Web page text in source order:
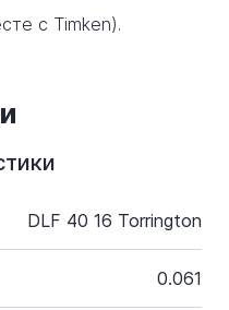
с Timken).
DLF 40 16 Torrington
0.061